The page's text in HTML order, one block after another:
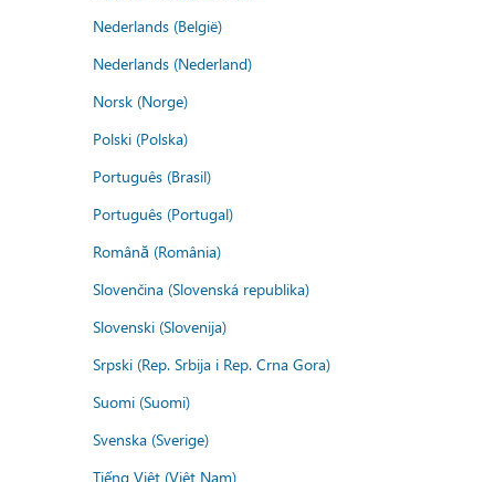
Nederlands (België)
Nederlands (Nederland)
Norsk (Norge)
Polski (Polska)
Português (Brasil)
Português (Portugal)
Română (România)
Slovenčina (Slovenská republika)
Slovenski (Slovenija)
Srpski (Rep. Srbija i Rep. Crna Gora)
Suomi (Suomi)
Svenska (Sverige)
Tiếng Việt (Việt Nam)